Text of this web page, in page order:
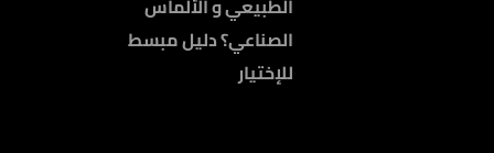
الطبيعي و الألماس
الصناعي؟ دليل مبسط
للإختيار